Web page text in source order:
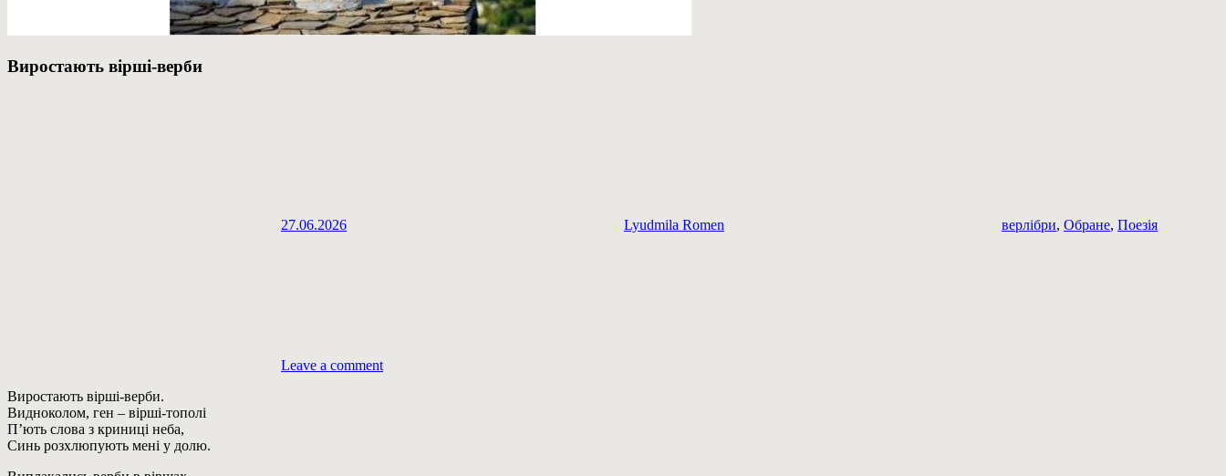
Виростають вірші-верби
27.06.2026 Lyudmila Romen верлібри, Обране, Поезія
Leave a comment
Виростають вірші-верби.
Видноколом, ген – вірші-тополі
П’ють слова з криниці неба,
Синь розхлюпують мені у долю.